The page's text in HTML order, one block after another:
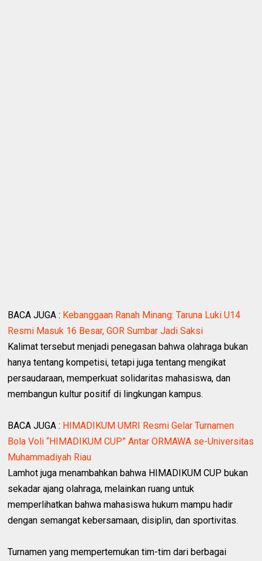
BACA JUGA : Kebanggaan Ranah Minang: Taruna Luki U14
Resmi Masuk 16 Besar, GOR Sumbar Jadi Saksi
Kalimat tersebut menjadi penegasan bahwa olahraga bukan
hanya tentang kompetisi, tetapi juga tentang mengikat
persaudaraan, memperkuat solidaritas mahasiswa, dan
membangun kultur positif di lingkungan kampus.
BACA JUGA : HIMADIKUM UMRI Resmi Gelar Turnamen
Bola Voli “HIMADIKUM CUP” Antar ORMAWA se-Universitas
Muhammadiyah Riau
Lamhot juga menambahkan bahwa HIMADIKUM CUP bukan
sekadar ajang olahraga, melainkan ruang untuk
memperlihatkan bahwa mahasiswa hukum mampu hadir
dengan semangat kebersamaan, disiplin, dan sportivitas.
Turnamen yang mempertemukan tim-tim dari berbagai